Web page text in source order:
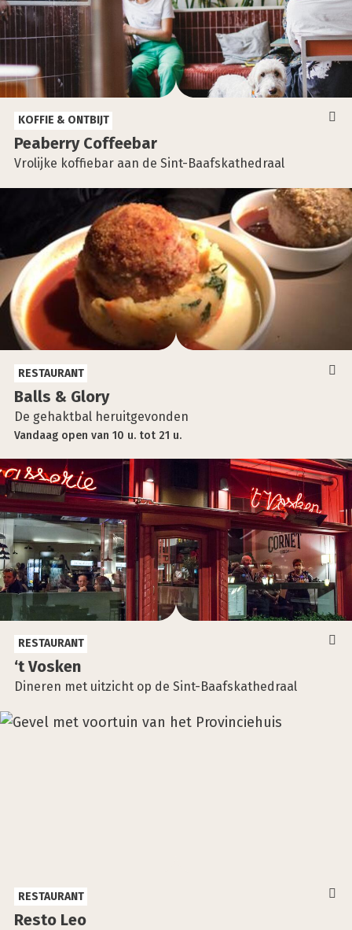
Pea­ber­ry Cof­fee­bar
Vrolijke koffiebar aan de Sint-Baafskathedraal
KOFFIE & ONTBIJT
Balls & Glo­ry
De gehaktbal heruitgevonden
RESTAURANT
Vandaag open van 10 u. tot 21 u.
‘t Vos­ken
Dineren met uitzicht op de Sint-Baafskathedraal
RESTAURANT
Res­to Leo
RESTAURANT